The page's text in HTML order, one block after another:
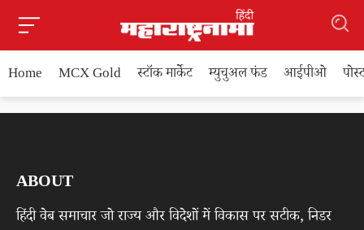
Home MCX Gold स्टॉक मार्केट म्युचुअल फंड आईपीओ
ABOUT
हिंदी वेब समाचार जो राज्य और विदेशों में विकास पर सटीक, निडर